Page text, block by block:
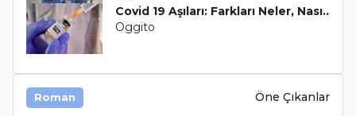
Covid 19 Aşıları: Farkları Neler, Nası..
Oggito
Roman Öne Çıkanlar